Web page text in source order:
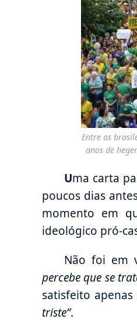
Entre os
anos de
Uma carta
poucos dias
momento em
ideológico pró-
Não foi em
percebe que se
satisfeito
triste”.